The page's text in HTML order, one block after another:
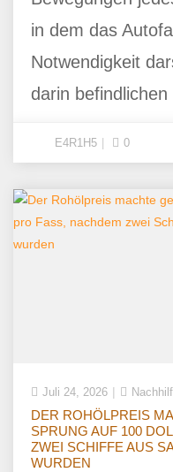
in dem das
Notwendigkeit
darin
E4R1H5 0
Juli 24, 2026
DER ROHÖLPREIS
SPRUNG AUF 100
ZWEI SCHIFFE AUS
WURDEN